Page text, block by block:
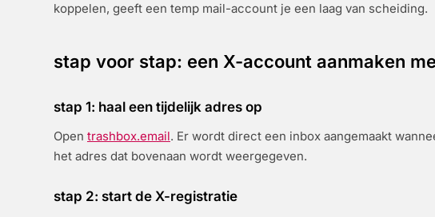
koppelen, geeft een temp mail-account je een laag van scheiding.
stap voor stap: een X-account aanmaken
stap 1: haal een tijdelijk adres op
Open trashbox.email. Er wordt direct een inbox aangemaakt
het adres dat bovenaan wordt weergegeven.
stap 2: start de X-registratie